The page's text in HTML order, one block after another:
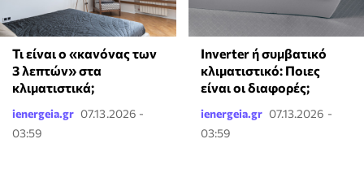
Τι είναι ο «κανόνας των
3 λεπτών» στα
κλιματιστικά;
ienergeia.gr 07.13.2026 -
03:59
Inverter ή συμβατικό
κλιματιστικό: Ποιες
είναι οι διαφορές;
ienergeia.gr 07.13.2026 -
03:59